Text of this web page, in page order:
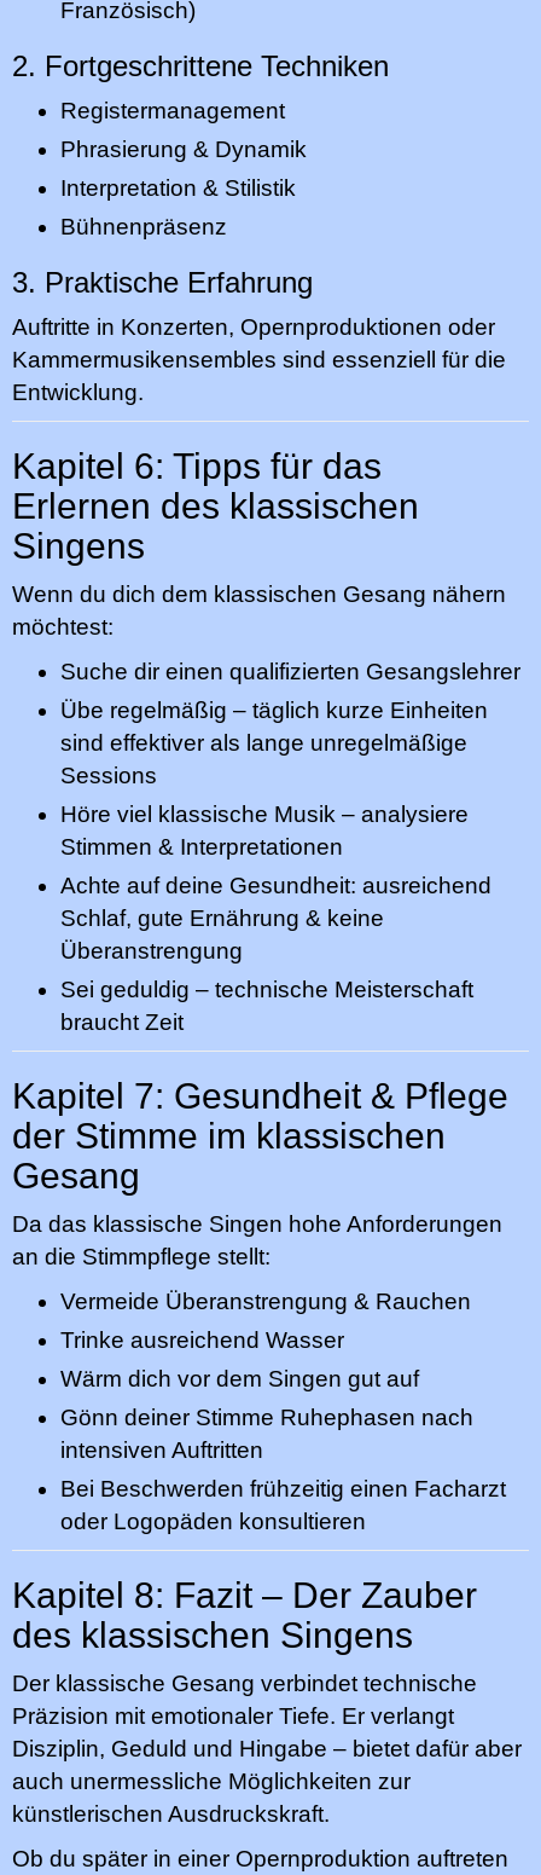
Französisch)
2. Fortgeschrittene Techniken
Registermanagement
Phrasierung & Dynamik
Interpretation & Stilistik
Bühnenpräsenz
3. Praktische Erfahrung
Auftritte in Konzerten, Opernproduktionen oder
Kammermusikensembles sind essenziell für die
Entwicklung.
Kapitel 6: Tipps für das
Erlernen des klassischen
Singens
Wenn du dich dem klassischen Gesang nähern
möchtest:
Suche dir einen qualifizierten Gesangslehrer
Übe regelmäßig – täglich kurze Einheiten
sind effektiver als lange unregelmäßige
Sessions
Höre viel klassische Musik – analysiere
Stimmen & Interpretationen
Achte auf deine Gesundheit: ausreichend
Schlaf, gute Ernährung & keine
Überanstrengung
Sei geduldig – technische Meisterschaft
braucht Zeit
Kapitel 7: Gesundheit & Pflege
der Stimme im klassischen
Gesang
Da das klassische Singen hohe Anforderungen
an die Stimmpflege stellt:
Vermeide Überanstrengung & Rauchen
Trinke ausreichend Wasser
Wärm dich vor dem Singen gut auf
Gönn deiner Stimme Ruhephasen nach
intensiven Auftritten
Bei Beschwerden frühzeitig einen Facharzt
oder Logopäden konsultieren
Kapitel 8: Fazit – Der Zauber
des klassischen Singens
Der klassische Gesang verbindet technische
Präzision mit emotionaler Tiefe. Er verlangt
Disziplin, Geduld und Hingabe – bietet dafür aber
auch unermessliche Möglichkeiten zur
künstlerischen Ausdruckskraft.
Ob du später in einer Opernproduktion auftreten